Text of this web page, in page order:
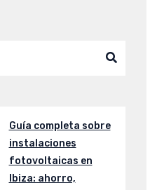
Guía completa sobre
instalaciones
fotovoltaicas en
Ibiza: ahorro,